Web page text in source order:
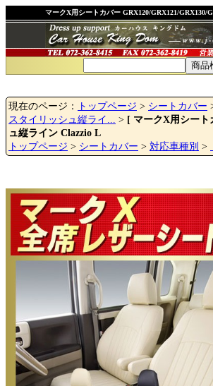
マークX用シートカバー GRX120/GRX121/GRX130/
現在のページ： トップページ > シートカバー
スタイリッシュ縦ライ... > [ マークX用シー
ュ縦ライン Clazzio L
トップページ > シートカバー > 対応車種別 >